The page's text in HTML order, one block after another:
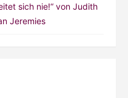
sich nie!“ von Judith
Jeremies